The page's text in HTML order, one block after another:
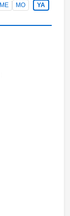
ME MO
YA